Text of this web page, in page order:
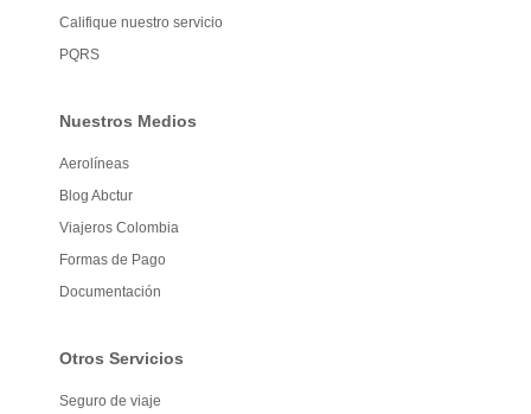
Califique nuestro servicio
PQRS
Nuestros Medios
Aerolíneas
Blog Abctur
Viajeros Colombia
Formas de Pago
Documentación
Otros Servicios
Seguro de viaje